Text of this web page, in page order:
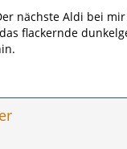
nächste Aldi bei
flackernde